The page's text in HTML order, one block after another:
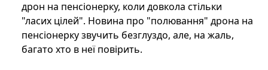
дрон на пенсіонерку, коли довкола стільки
"ласих цілей". Новина про "полювання" дрона на
пенсіонерку звучить безглуздо, але, на жаль,
багато хто в неї повірить.